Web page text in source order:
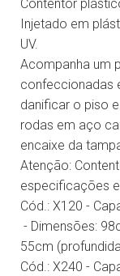
Contentor
Injetado em
UV.
Acompanha um
confeccionadas
danificar o piso
rodas em aço
encaixe da
Atenção:
especificações
Cód.: X120 -
- Dimensões:
55cm
Cód.: X240 -